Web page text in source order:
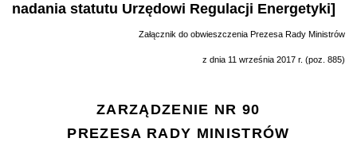
nadania statutu Urzędowi Regulacji Energetyki]
Załącznik do obwieszczenia Prezesa Rady Ministrów
z dnia 11 września 2017 r. (poz. 885)
ZARZĄDZENIE NR 90
PREZESA RADY MINISTRÓW